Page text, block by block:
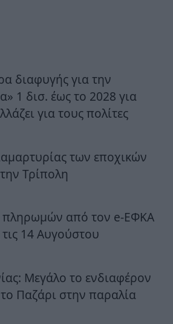
διαφυγής για την
1 δισ. έως το 2028 για
για τους πολίτες
των εποχικών
Τρίπολη
πληρωμών από τον e-ΕΦΚΑ
14 Αυγούστου
Μεγάλο το ενδιαφέρον
Παζάρι στην παραλία